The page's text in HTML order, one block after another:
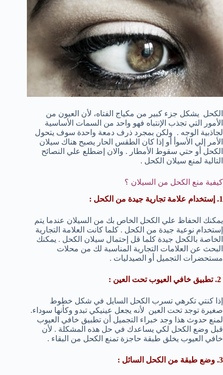
الكحل يشكل جزء كبير من مكياج الفتاه، لأن العيون من
الأمور التي تجذب الإنتباه فهو واحد من السمات الأساسية
لجاذبية الوجه . ولكن بمجرد ذرف دمعة واحدة سوف يتحول
الأمر إلي الأسوأ أو إذا كان الطقس الحار يصبح هناك سيلان
الكحل أو حتي سقوط الأمطار . والان إضطلع علي النصائح
التالية لمنع سيلان الكحل .
كيفية منع الكحل من السيلان ؟
1. إستخدام علامة تجارية جيدة من الكحل :
يمكنك الحفاظ علي الكحل الخاص بك من السيلان عندما يتم
إستخدام نوعية جيدة من الكحل . كلما كانت العلامة التجارية
الخاصة بالكحل جيدة كلما قل إحتمال سيلان الكحل . يمكنك
البحث عن العلامات التجارية المناسبة لك من محلات
مستحضرات التجميل أو الصيدليات .
إذا كنتي تكرهي تسرب الكحل السايل في شكل خطوط
صغيرة توجد تحت العين لأنه يجعل عينيكي تبدو وكأنها سوداء.
لمنع حدوث هذا وجد خبراء التجميل أن تطبيق خافي العيوب
قبل وضع الكحل لكي يساعدك في حل هذه المشكلة . لأن
خافي العيوب يخلق طبقة حاجزة تمنع الكحل من البقاء .
3. وضع طبقة من الكحل السائل :